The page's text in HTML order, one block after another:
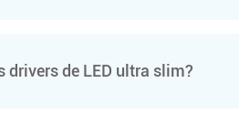
drivers de LED ultra slim?